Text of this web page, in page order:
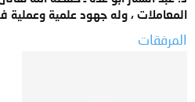
المعاملات ، وله جهود علمية وعملية
المرفقات